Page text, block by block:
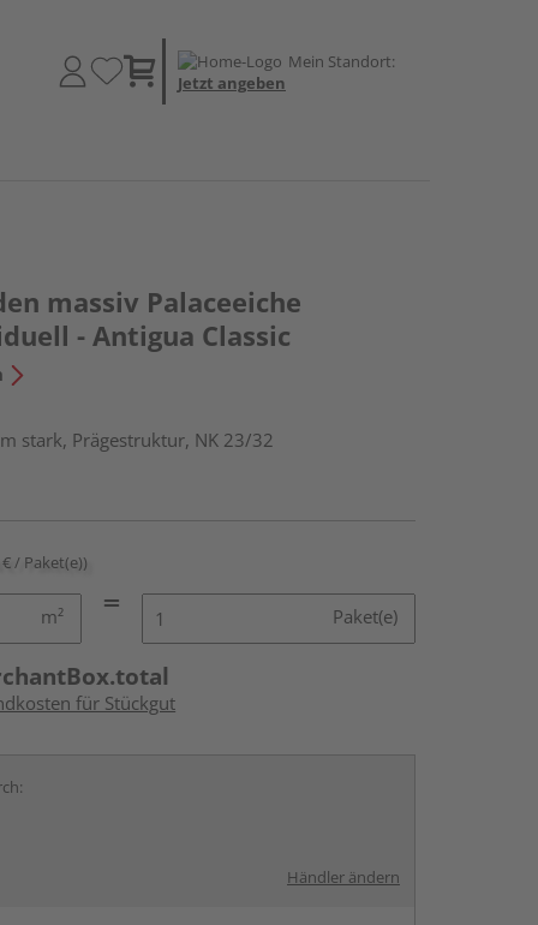
Mein Standort:
Jetzt angeben
massiv Palaceeiche
- Antigua Classic
stark, Prägestruktur, NK 23/32
/ Paket(e))
m² Paket(e)
für Stückgut
Händler ändern